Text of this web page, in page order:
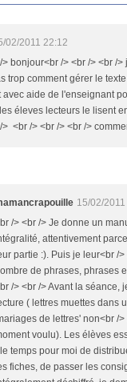
02/2011 22:12
> bonjour<br /> <br /> <br /
trop comment gérer le
avec aide de l'enseignant
éleves lecteurs le lisent
> <br /> <br /> <br />
15/02/
/> <br /> Je donne un
attentivement
partie :). Puis je leur<br /
de phrases, phrases
/> <br /> Avant la séance,
( lettres muettes dans
de lettres' non<br /
voulu). Les élèves
temps pour moi de
fiches, de passer les